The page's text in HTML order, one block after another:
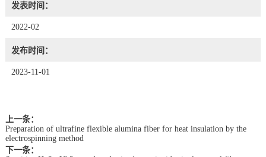
发表时间：
2022-02
发布时间：
2023-11-01
上一条：
Preparation of ultrafine flexible alumina fiber for heat insulation by the
electrospinning method
下一条：